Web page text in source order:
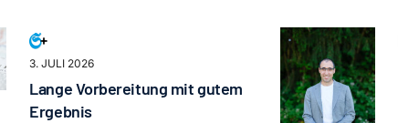
3. JULI 2026
Lange Vorbereitung mit gutem
Ergebnis